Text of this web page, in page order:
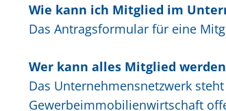
Wie kann ich Mitglied im
Das Antragsformular für eine
Wer kann alles Mitglied
Das Unternehmensnetzwerk
Gewerbeimmobilienwirtschaft